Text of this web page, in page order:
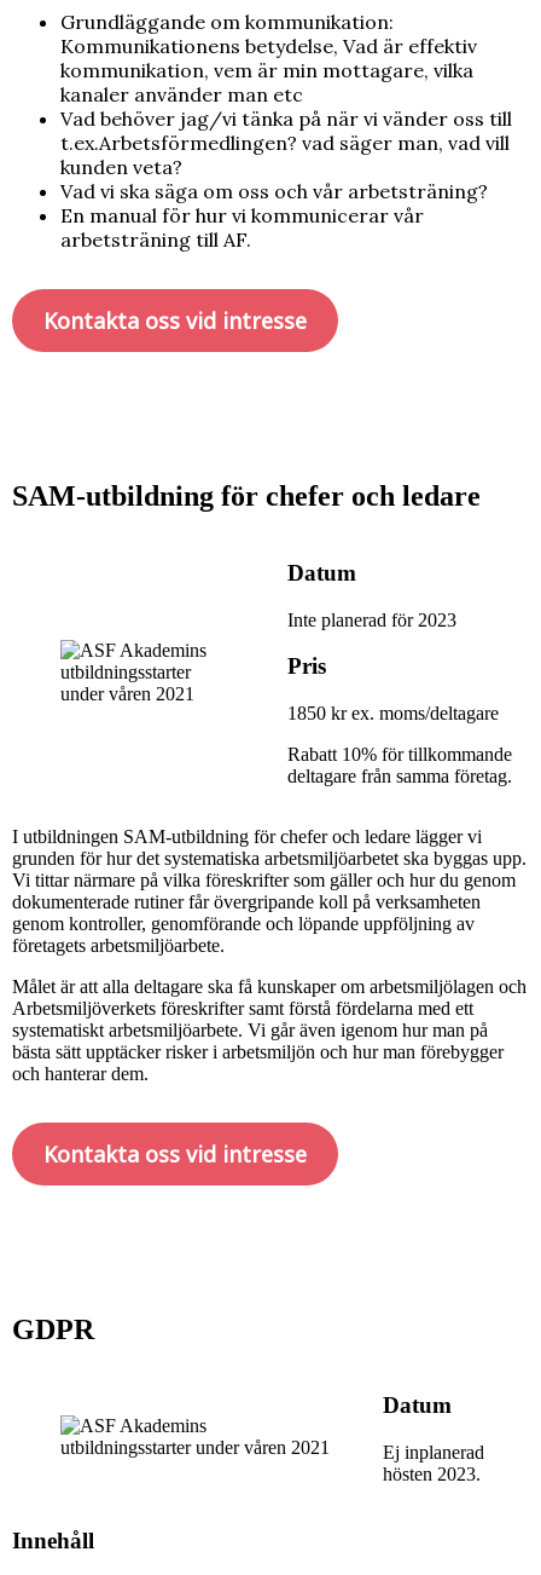
Grundläggande om kommunikation:
Kommunikationens betydelse, Vad är effektiv
kommunikation, vem är min mottagare, vilka
kanaler använder man etc
Vad behöver jag/vi tänka på när vi vänder oss till
t.ex.Arbetsförmedlingen? vad säger man, vad vill
kunden veta?
Vad vi ska säga om oss och vår arbetsträning?
En manual för hur vi kommunicerar vår
arbetsträning till AF.
Kontakta oss vid intresse
SAM-utbildning för chefer och ledare
Datum
Inte planerad för 2023
Pris
1850 kr ex. moms/deltagare
Rabatt 10% för tillkommande
deltagare från samma företag.
I utbildningen SAM-utbildning för chefer och ledare lägger vi
grunden för hur det systematiska arbetsmiljöarbetet ska byggas upp.
Vi tittar närmare på vilka föreskrifter som gäller och hur du genom
dokumenterade rutiner får övergripande koll på verksamheten
genom kontroller, genomförande och löpande uppföljning av
företagets arbetsmiljöarbete.
Målet är att alla deltagare ska få kunskaper om arbetsmiljölagen och
Arbetsmiljöverkets föreskrifter samt förstå fördelarna med ett
systematiskt arbetsmiljöarbete. Vi går även igenom hur man på
bästa sätt upptäcker risker i arbetsmiljön och hur man förebygger
och hanterar dem.
Kontakta oss vid intresse
GDPR
Datum
Ej inplanerad
hösten 2023.
Innehåll